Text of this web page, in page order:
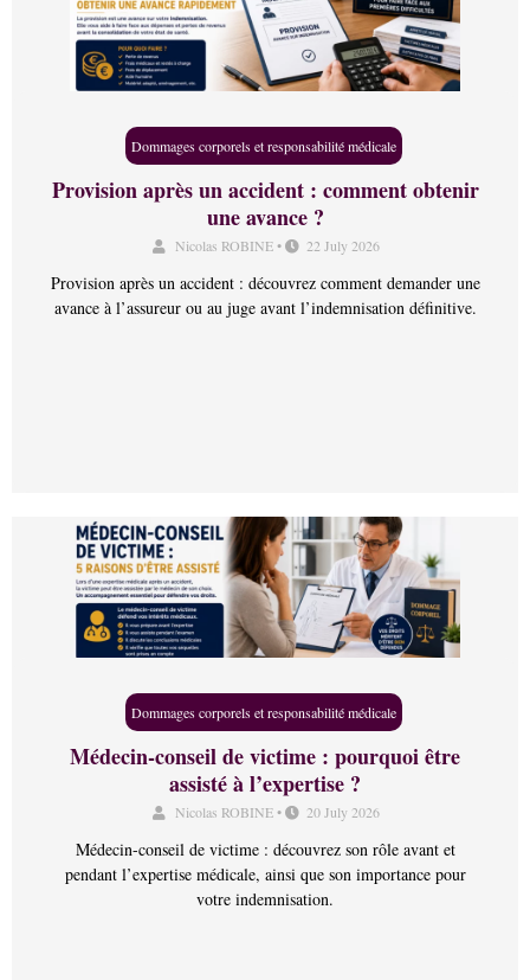
Dommages corporels et responsabilité médicale
Provision après un accident : comment obtenir
une avance ?
Nicolas ROBINE• 22 July 2026
Provision après un accident : découvrez comment demander une
avance à l’assureur ou au juge avant l’indemnisation définitive.
Dommages corporels et responsabilité médicale
Médecin-conseil de victime : pourquoi être
assisté à l’expertise ?
Nicolas ROBINE• 20 July 2026
Médecin-conseil de victime : découvrez son rôle avant et
pendant l’expertise médicale, ainsi que son importance pour
votre indemnisation.